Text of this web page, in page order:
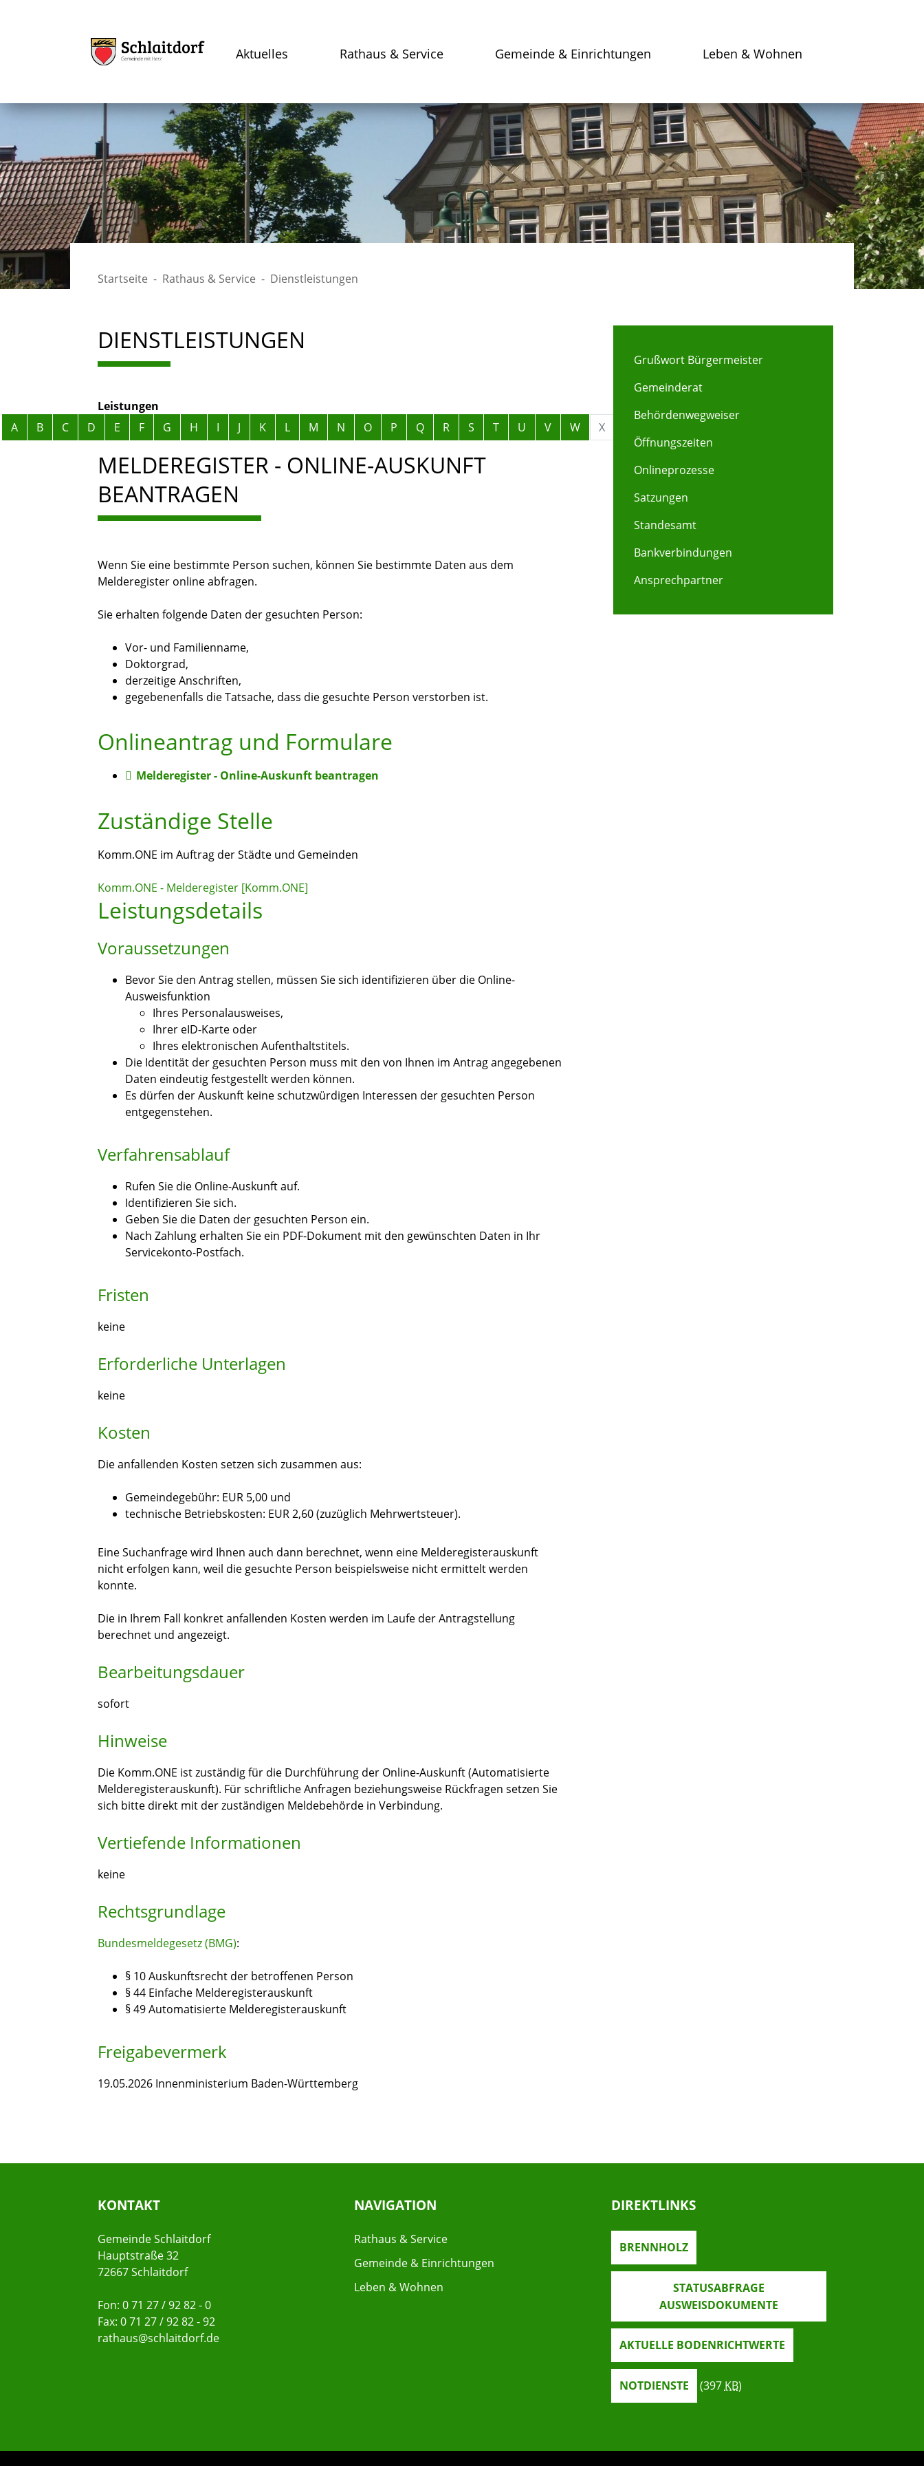
Aktuelles Rathaus & Service Gemeinde & Einrichtungen Leben & Wohnen
Startseite Rathaus & Service Dienstleistungen
DIENSTLEISTUNGEN
Leistungen
Alphabetisches Register überspringen
A B C D E F G H I J K L M N O P Q R S T U V W X
MELDEREGISTER - ONLINE-AUSKUNFT
BEANTRAGEN
Wenn Sie eine bestimmte Person suchen, können Sie bestimmte Daten aus dem
Melderegister online abfragen.
Sie erhalten folgende Daten der gesuchten Person:
Vor- und Familienname,
Doktorgrad,
derzeitige Anschriften,
gegebenenfalls die Tatsache, dass die gesuchte Person verstorben ist.
Onlineantrag und Formulare
Melderegister - Online-Auskunft beantragen
Zuständige Stelle
Komm.ONE im Auftrag der Städte und Gemeinden
Komm.ONE - Melderegister [Komm.ONE]
Leistungsdetails
Voraussetzungen
Bevor Sie den Antrag stellen, müssen Sie sich identifizieren über die Online-
Ausweisfunktion
Ihres Personalausweises,
Ihrer eID-Karte oder
Ihres elektronischen Aufenthaltstitels.
Die Identität der gesuchten Person muss mit den von Ihnen im Antrag angegebenen
Daten eindeutig festgestellt werden können.
Es dürfen der Auskunft keine schutzwürdigen Interessen der gesuchten Person
entgegenstehen.
Verfahrensablauf
Rufen Sie die Online-Auskunft auf.
Identifizieren Sie sich.
Geben Sie die Daten der gesuchten Person ein.
Nach Zahlung erhalten Sie ein PDF-Dokument mit den gewünschten Daten in Ihr
Servicekonto-Postfach.
Fristen
keine
Erforderliche Unterlagen
keine
Kosten
Die anfallenden Kosten setzen sich zusammen aus:
Gemeindegebühr: EUR 5,00 und
technische Betriebskosten: EUR 2,60 (zuzüglich Mehrwertsteuer).
Eine Suchanfrage wird Ihnen auch dann berechnet, wenn eine Melderegisterauskunft
nicht erfolgen kann, weil die gesuchte Person beispielsweise nicht ermittelt werden
konnte.
Die in Ihrem Fall konkret anfallenden Kosten werden im Laufe der Antragstellung
berechnet und angezeigt.
Bearbeitungsdauer
sofort
Hinweise
Die Komm.ONE ist zuständig für die Durchführung der Online-Auskunft (Automatisierte
Melderegisterauskunft). Für schriftliche Anfragen beziehungsweise Rückfragen setzen Sie
sich bitte direkt mit der zuständigen Meldebehörde in Verbindung.
Vertiefende Informationen
keine
Rechtsgrundlage
Bundesmeldegesetz (BMG):
§ 10 Auskunftsrecht der betroffenen Person
§ 44 Einfache Melderegisterauskunft
§ 49 Automatisierte Melderegisterauskunft
Freigabevermerk
19.05.2026 Innenministerium Baden-Württemberg
Grußwort Bürgermeister
Gemeinderat
Behördenwegweiser
Öffnungszeiten
Onlineprozesse
Satzungen
Standesamt
Bankverbindungen
Ansprechpartner
KONTAKT
Gemeinde Schlaitdorf
Hauptstraße 32
72667 Schlaitdorf
Fon: 0 71 27 / 92 82 - 0
Fax: 0 71 27 / 92 82 - 92
rathaus@schlaitdorf.de
NAVIGATION
Rathaus & Service
Gemeinde & Einrichtungen
Leben & Wohnen
DIREKTLINKS
BRENNHOLZ
STATUSABFRAGE
AUSWEISDOKUMENTE
AKTUELLE BODENRICHTWERTE
NOTDIENSTE (397KB)